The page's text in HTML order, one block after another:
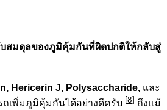
สมดุลของภูมิคุ้มกันที่ผิดปกติให้กลับสู่
Hericerin J, Polysaccharide, และ
ถเพิ่มภูมิคุ้มกันได้อย่างดีครับ 8
ถึงแม้